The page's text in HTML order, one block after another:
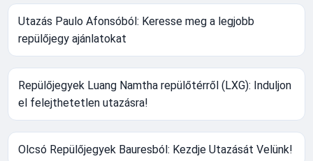
Utazás Paulo Afonsóból: Keresse meg a legjobb
repülőjegy ajánlatokat
Repülőjegyek Luang Namtha repülőtérről (LXG): Induljon
el felejthetetlen utazásra!
Olcsó Repülőjegyek Bauresból: Kezdje Utazását Velünk!